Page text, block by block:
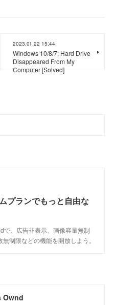
2023.01.22 15:44
Windows 10/8/7: Hard Drive
Disappeared From My
Computer [Solved]
プランでもっと自由な
で、広告非表示、画像容量無制
制限などの機能を開放しよう。
Ownd